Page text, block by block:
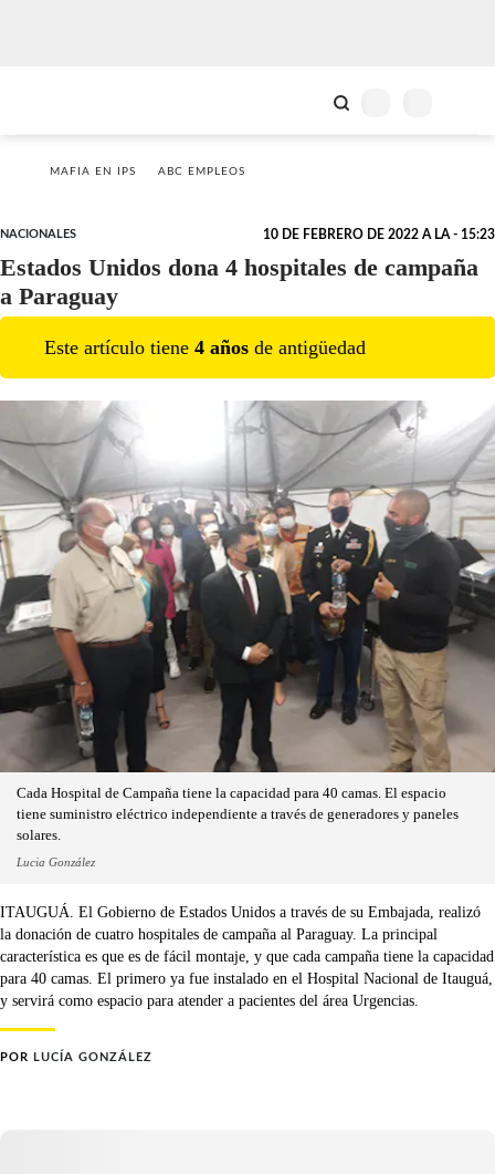
MAFIA EN IPS ABC EMPLEOS
NACIONALES 10 DE FEBRERO DE 2022 A LA - 15:23
Estados Unidos dona 4 hospitales de campaña
a Paraguay
Este artículo tiene 4 años de antigüedad
Cada Hospital de Campaña tiene la capacidad para 40 camas. El espacio
tiene suministro eléctrico independiente a través de generadores y paneles
solares.
Lucia González
ITAUGUÁ. El Gobierno de Estados Unidos a través de su Embajada, realizó
la donación de cuatro hospitales de campaña al Paraguay. La principal
característica es que es de fácil montaje, y que cada campaña tiene la capacidad
para 40 camas. El primero ya fue instalado en el Hospital Nacional de Itauguá,
y servirá como espacio para atender a pacientes del área Urgencias.
POR LUCÍA GONZÁLEZ